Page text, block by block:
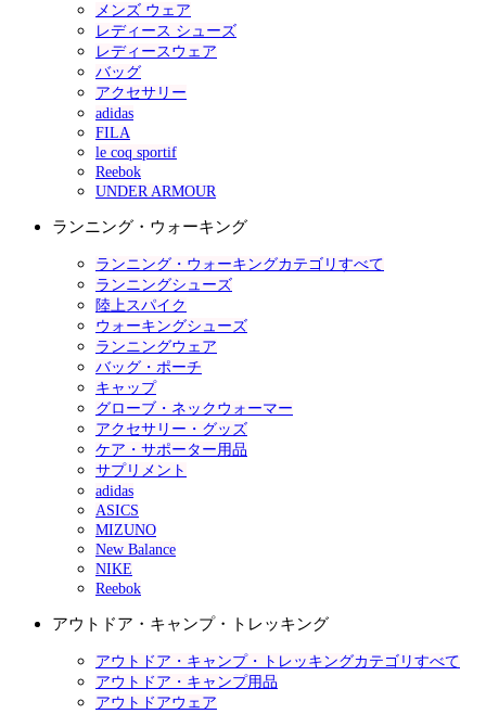
メンズ ウェア
レディース シューズ
レディースウェア
バッグ
アクセサリー
adidas
FILA
le coq sportif
Reebok
UNDER ARMOUR
ランニング・ウォーキング
ランニング・ウォーキングカテゴリすべて
ランニングシューズ
陸上スパイク
ウォーキングシューズ
ランニングウェア
バッグ・ポーチ
キャップ
グローブ・ネックウォーマー
アクセサリー・グッズ
ケア・サポーター用品
サプリメント
adidas
ASICS
MIZUNO
New Balance
NIKE
Reebok
アウトドア・キャンプ・トレッキング
アウトドア・キャンプ・トレッキングカテゴリすべて
アウトドア・キャンプ用品
アウトドアウェア